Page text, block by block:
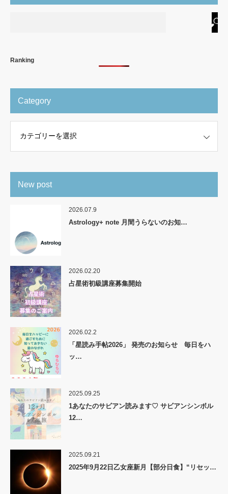
Ranking
Category
New post
2026.07.9
Astrology+ note 月間うらないのお知…
2026.02.20
占星術初級講座募集開始
2026.02.2
「星読み手帖2026」 発売のお知らせ 毎日をハ
ッ…
2025.09.25
1あなたのサビアン読みます♡ サビアンシンボル
12…
2025.09.21
2025年9月22日乙女座新月【部分日食】“リセッ…